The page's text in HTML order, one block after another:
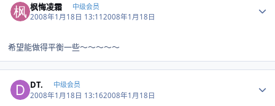
枫悔凌霜 中级会员
2008年1月18日 13:112008年1月18日
希望能做得平衡一些～～～～～
DT. 中级会员
2008年1月18日 13:162008年1月18日